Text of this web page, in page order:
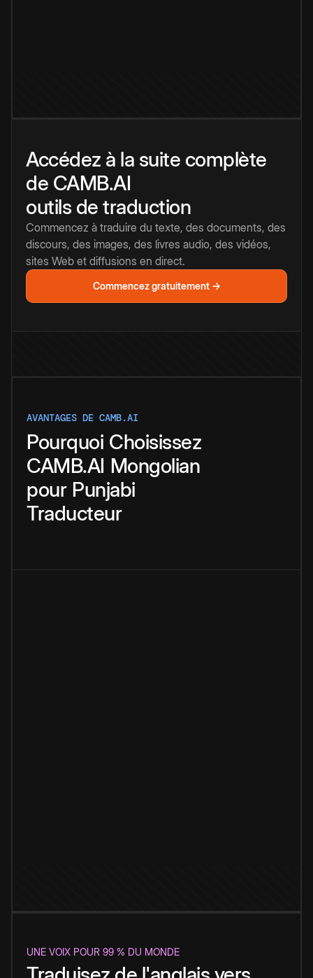
Accédez à la suite complète
de CAMB.AI
outils de traduction
Commencez à traduire du texte, des documents, des
discours, des images, des livres audio, des vidéos,
sites Web et diffusions en direct.
Commencez gratuitement →
AVANTAGES DE CAMB.AI
Pourquoi Choisissez
CAMB.AI Mongolian
pour Punjabi
Traducteur
UNE VOIX POUR 99 % DU MONDE